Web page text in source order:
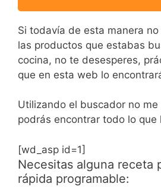
Si todavía de esta manera
las productos que estabas
cocina, no te desesperes,
que en esta web lo
Utilizando el buscador no
podrás encontrar todo lo que
[wd_asp id=1]
Necesitas alguna receta
rápida programable: